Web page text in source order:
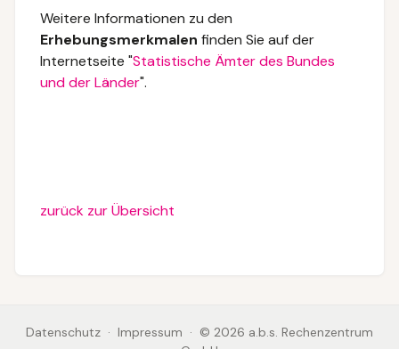
Weitere Informationen zu den
Erhebungsmerkmalen finden Sie auf der
Internetseite "Statistische Ämter des Bundes
und der Länder".
zurück zur Übersicht
Datenschutz · Impressum · © 2026 a.b.s. Rechenzentrum